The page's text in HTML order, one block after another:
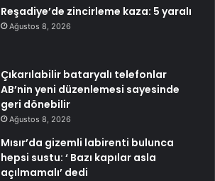
Reşadiye’de zincirleme kaza: 5 yaralı
Ağustos 8, 2026
Çıkarılabilir bataryalı telefonlar
AB’nin yeni düzenlemesi sayesinde
geri dönebilir
Ağustos 8, 2026
Mısır’da gizemli labirenti bulunca
hepsi sustu: ‘ Bazı kapılar asla
açılmamalı’ dedi